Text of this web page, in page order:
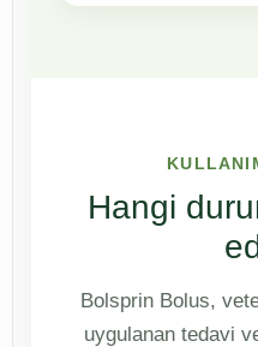
Hangi
Bolsprin Bolus,
uygulanan tedavi